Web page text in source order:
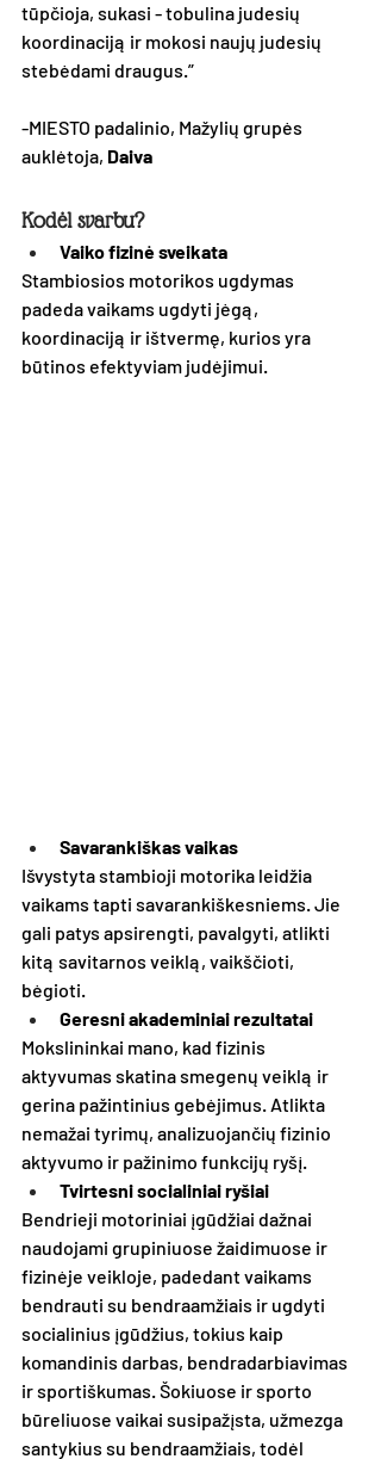
tūpčioja, sukasi - tobulina judesių
koordinaciją ir mokosi naujų judesių
stebėdami draugus.”
-MIESTO padalinio, Mažylių grupės
auklėtoja, Daiva
Kodėl svarbu?
Vaiko fizinė sveikata
Stambiosios motorikos ugdymas
padeda vaikams ugdyti jėgą,
koordinaciją ir ištvermę, kurios yra
būtinos efektyviam judėjimui.
Savarankiškas vaikas
Išvystyta stambioji motorika leidžia
vaikams tapti savarankiškesniems. Jie
gali patys apsirengti, pavalgyti, atlikti
kitą savitarnos veiklą, vaikščioti,
bėgioti.
Geresni akademiniai rezultatai
Mokslininkai mano, kad fizinis
aktyvumas skatina smegenų veiklą ir
gerina pažintinius gebėjimus. Atlikta
nemažai tyrimų, analizuojančių fizinio
aktyvumo ir pažinimo funkcijų ryšį.
Tvirtesni socialiniai ryšiai
Bendrieji motoriniai įgūdžiai dažnai
naudojami grupiniuose žaidimuose ir
fizinėje veikloje, padedant vaikams
bendrauti su bendraamžiais ir ugdyti
socialinius įgūdžius, tokius kaip
komandinis darbas, bendradarbiavimas
ir sportiškumas. Šokiuose ir sporto
būreliuose vaikai susipažįsta, užmezga
santykius su bendraamžiais, todėl